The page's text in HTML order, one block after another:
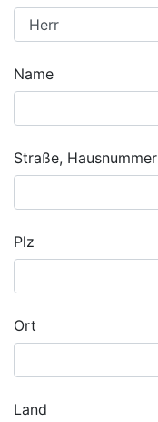
Name
Straße, Hausnummer
Plz
Ort
Land